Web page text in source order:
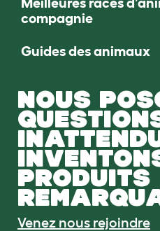
compagnie
Guides des animaux
NOUS
PRODUITS
Venez nous rejoindre